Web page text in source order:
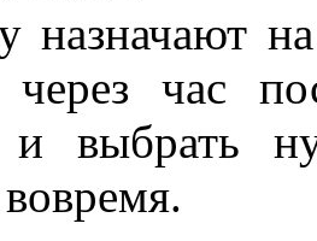
назначают
час
и выбрать